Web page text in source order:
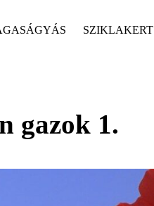
SZIKLAKERT
gazok 1.